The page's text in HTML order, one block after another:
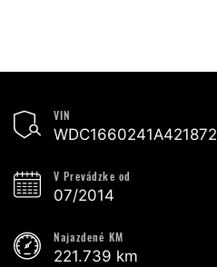
VIN
WDC1660241A421872
V Prevádzke od
07/2014
Najazdené KM
221.739 km